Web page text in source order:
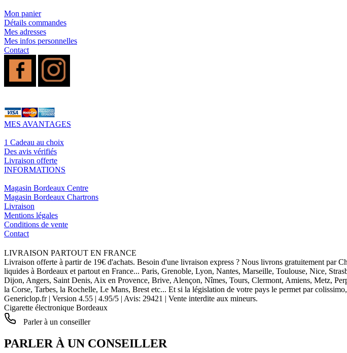
Mon panier
Détails commandes
Mes adresses
Mes infos personnelles
Contact
MES AVANTAGES
1 Cadeau au choix
Des avis vérifiés
Livraison offerte
INFORMATIONS
Magasin Bordeaux Centre
Magasin Bordeaux Chartrons
Livraison
Mentions légales
Conditions de vente
Contact
LIVRAISON PARTOUT EN FRANCE
Livraison offerte à partir de 19€ d'achats. Besoin d'une livraison express ? Nous livrons gratuitement par
liquides à Bordeaux et partout en France... Paris, Grenoble, Lyon, Nantes, Marseille, Toulouse, Nice,
Dijon, Angers, Saint Denis, Aix en Provence, Brive, Alençon, Nîmes, Tours, Clermont, Amiens, Metz,
la Corse, Tarbes, la Rochelle, Le Mans, Brest etc... Et si la législation de votre pays le permet par
Genericlop.fr| Version 4.55 | 4.95/5 | Avis: 29421 | Vente interdite aux mineurs.
Cigarette électronique Bordeaux
Parler à un conseiller
PARLER À UN CONSEILLER